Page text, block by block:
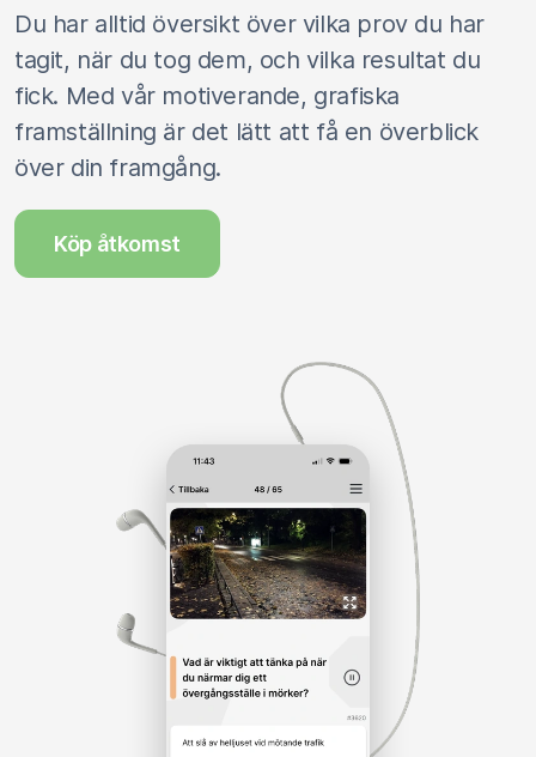
Du har alltid översikt över vilka prov du har
tagit, när du tog dem, och vilka resultat du
fick. Med vår motiverande, grafiska
framställning är det lätt att få en överblick
över din framgång.
Köp åtkomst